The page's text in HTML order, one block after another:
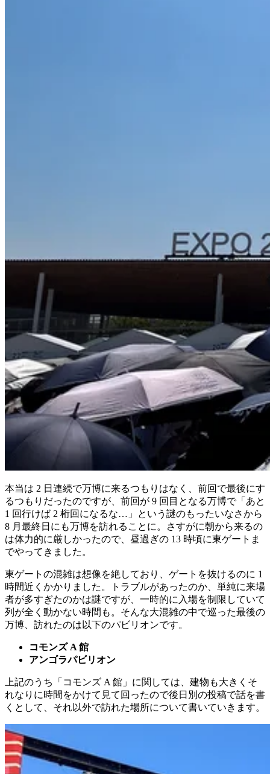
本当は 2 日連続で万博に来るつもりはなく、前回で最後にす
るつもりだったのですが、前回が 9 回目となる万博で「あと
1 回行けば 2 桁回になるな…」という謎のもったいなさから
8 月最終日にも万博を訪れることに。さすがに朝から来るの
は体力的に厳しかったので、昼過ぎの 13 時頃に東ゲートま
でやってきました。
東ゲートの混雑は想像を絶しており、ゲートを抜けるのに 1
時間近くかかりました。トラブルがあったのか、単純に来場
者が多すぎたのかは謎ですが、一時的に入場を制限していて
列が全く動かない時間も。そんな大混雑の中で巡った最後の
万博、訪れたのは以下のパビリオンです。
コモンズ A 館
アンゴラパビリオン
上記のうち「コモンズ A 館」に関しては、建物も大きくそ
れなりに時間をかけて見て回ったので後日別の投稿で話を書
くとして、それ以外で訪れた場所について書いていきます。